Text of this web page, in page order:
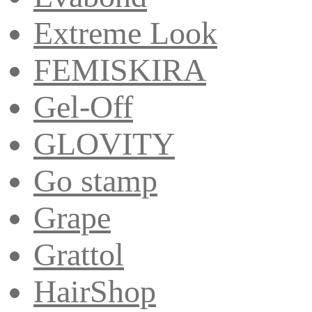
Extreme Look
FEMISKIRA
Gel-Off
GLOVITY
Go stamp
Grape
Grattol
HairShop